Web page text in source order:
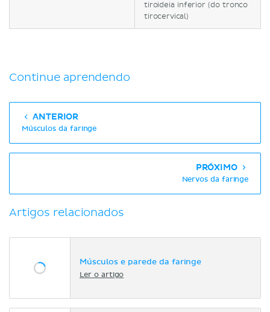
tiroideia inferior (do tronco
tirocervical)
Continue aprendendo
ANTERIOR
Músculos da faringe
PRÓXIMO
Nervos da faringe
Artigos relacionados
Músculos e parede da faringe
Ler o artigo